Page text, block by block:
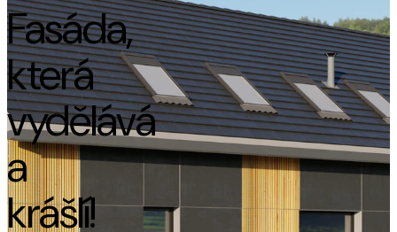
Fasáda,
která
vydělává
a
krášlí!